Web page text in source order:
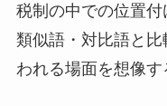
税制の中での位置
類似語・対比語と
われる場面を想像す